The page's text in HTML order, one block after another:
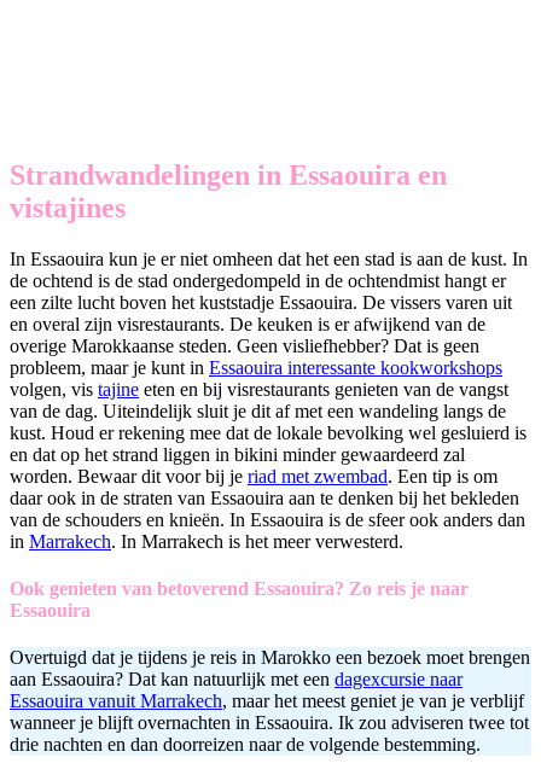
Strandwandelingen in Essaouira en
vistajines
In Essaouira kun je er niet omheen dat het een stad is aan de kust. In
de ochtend is de stad ondergedompeld in de ochtendmist hangt er
een zilte lucht boven het kuststadje Essaouira. De vissers varen uit
en overal zijn visrestaurants. De keuken is er afwijkend van de
overige Marokkaanse steden. Geen visliefhebber? Dat is geen
probleem, maar je kunt in Essaouira interessante kookworkshops
volgen, vis tajine eten en bij visrestaurants genieten van de vangst
van de dag. Uiteindelijk sluit je dit af met een wandeling langs de
kust. Houd er rekening mee dat de lokale bevolking wel gesluierd is
en dat op het strand liggen in bikini minder gewaardeerd zal
worden. Bewaar dit voor bij je riad met zwembad. Een tip is om
daar ook in de straten van Essaouira aan te denken bij het bekleden
van de schouders en knieën. In Essaouira is de sfeer ook anders dan
in Marrakech. In Marrakech is het meer verwesterd.
Ook genieten van betoverend Essaouira? Zo reis je naar
Essaouira
Overtuigd dat je tijdens je reis in Marokko een bezoek moet brengen
aan Essaouira? Dat kan natuurlijk met een dagexcursie naar
Essaouira vanuit Marrakech, maar het meest geniet je van je verblijf
wanneer je blijft overnachten in Essaouira. Ik zou adviseren twee tot
drie nachten en dan doorreizen naar de volgende bestemming.